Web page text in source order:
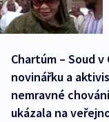
Chartúm – Soud
novinářku a
nemravné
ukázala na